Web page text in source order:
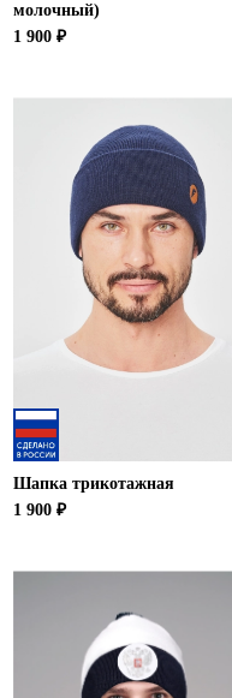
молочный)
1 900 ₽
Шапка трикотажная
1 900 ₽